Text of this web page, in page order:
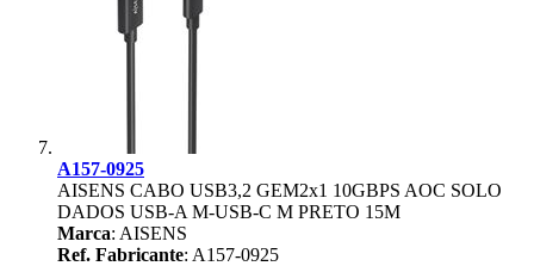
A157-0925
AISENS CABO USB3,2 GEM2x1 10GBPS AOC SOLO
DADOS USB-A M-USB-C M PRETO 15M
Marca: AISENS
Ref. Fabricante: A157-0925